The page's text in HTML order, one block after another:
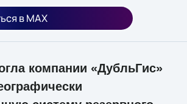
в MAX
компании «ДубльГис»